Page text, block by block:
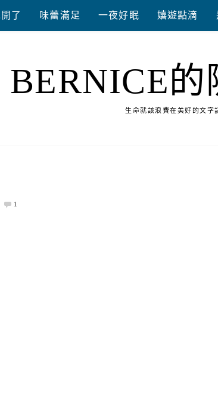
了 味蕾滿足 一夜好眠 嬉遊點滴
BERNICE的
生命就該浪費在美好的文字
1